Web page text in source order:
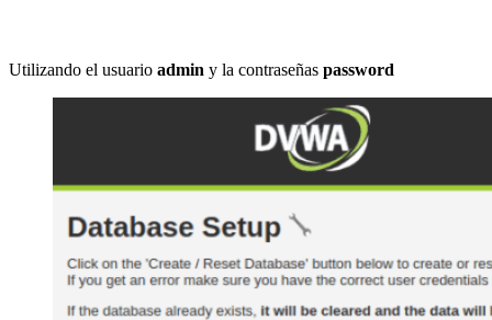
Utilizando el usuario admin y la contraseñas password